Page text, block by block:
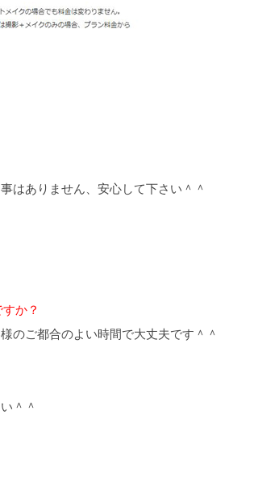
はありません、安心して下さい＾＾
か？
のご都合のよい時間で大丈夫です＾＾
＾＾